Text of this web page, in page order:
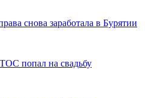
снова заработала в Бурятии
попал на свадьбу